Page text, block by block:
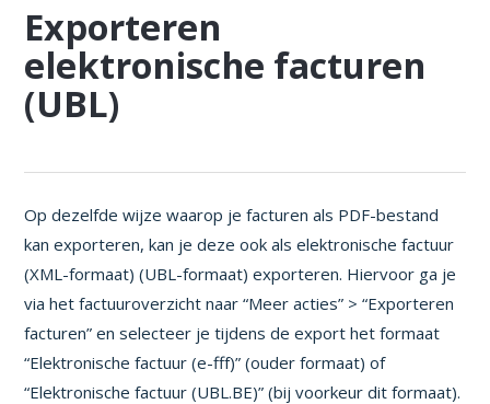
Exporteren
elektronische facturen
(UBL)
Op dezelfde wijze waarop je facturen als PDF-bestand
kan exporteren, kan je deze ook als elektronische factuur
(XML-formaat) (UBL-formaat) exporteren. Hiervoor ga je
via het factuuroverzicht naar “Meer acties” > “Exporteren
facturen” en selecteer je tijdens de export het formaat
“Elektronische factuur (e-fff)” (ouder formaat) of
“Elektronische factuur (UBL.BE)” (bij voorkeur dit formaat).